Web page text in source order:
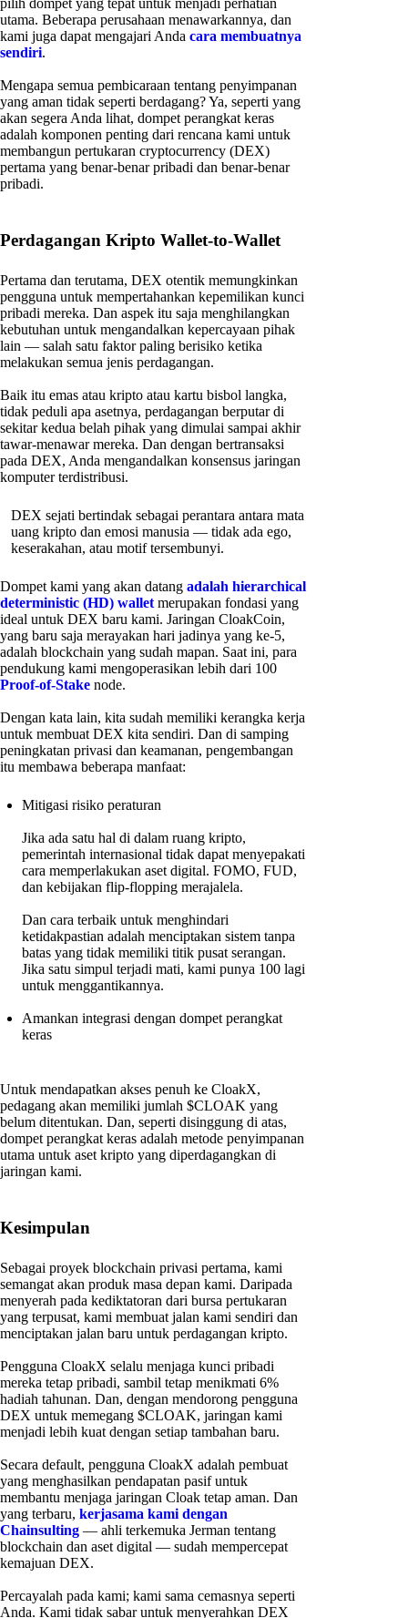
utama. Beberapa perusahaan menawarkannya, dan
kami juga dapat mengajari Anda cara membuatnya
sendiri.
Mengapa semua pembicaraan tentang penyimpanan
yang aman tidak seperti berdagang? Ya, seperti yang
akan segera Anda lihat, dompet perangkat keras
adalah komponen penting dari rencana kami untuk
membangun pertukaran cryptocurrency (DEX)
pertama yang benar-benar pribadi dan benar-benar
pribadi.
Perdagangan Kripto Wallet-to-Wallet
Pertama dan terutama, DEX otentik memungkinkan
pengguna untuk mempertahankan kepemilikan kunci
pribadi mereka. Dan aspek itu saja menghilangkan
kebutuhan untuk mengandalkan kepercayaan pihak
lain — salah satu faktor paling berisiko ketika
melakukan semua jenis perdagangan.
Baik itu emas atau kripto atau kartu bisbol langka,
tidak peduli apa asetnya, perdagangan berputar di
sekitar kedua belah pihak yang dimulai sampai akhir
tawar-menawar mereka. Dan dengan bertransaksi
pada DEX, Anda mengandalkan konsensus jaringan
komputer terdistribusi.
DEX sejati bertindak sebagai perantara antara mata
uang kripto dan emosi manusia — tidak ada ego,
keserakahan, atau motif tersembunyi.
Dompet kami yang akan datang adalah hierarchical
deterministic (HD) wallet merupakan fondasi yang
ideal untuk DEX baru kami. Jaringan CloakCoin,
yang baru saja merayakan hari jadinya yang ke-5,
adalah blockchain yang sudah mapan. Saat ini, para
pendukung kami mengoperasikan lebih dari 100
Proof-of-Stake node.
Dengan kata lain, kita sudah memiliki kerangka kerja
untuk membuat DEX kita sendiri. Dan di samping
peningkatan privasi dan keamanan, pengembangan
itu membawa beberapa manfaat:
Mitigasi risiko peraturan
Jika ada satu hal di dalam ruang kripto,
pemerintah internasional tidak dapat menyepakati
cara memperlakukan aset digital. FOMO, FUD,
dan kebijakan flip-flopping merajalela.
Dan cara terbaik untuk menghindari
ketidakpastian adalah menciptakan sistem tanpa
batas yang tidak memiliki titik pusat serangan.
Jika satu simpul terjadi mati, kami punya 100 lagi
untuk menggantikannya.
Amankan integrasi dengan dompet perangkat
keras
Untuk mendapatkan akses penuh ke CloakX,
pedagang akan memiliki jumlah $CLOAK yang
belum ditentukan. Dan, seperti disinggung di atas,
dompet perangkat keras adalah metode penyimpanan
utama untuk aset kripto yang diperdagangkan di
jaringan kami.
Kesimpulan
Sebagai proyek blockchain privasi pertama, kami
semangat akan produk masa depan kami. Daripada
menyerah pada kediktatoran dari bursa pertukaran
yang terpusat, kami membuat jalan kami sendiri dan
menciptakan jalan baru untuk perdagangan kripto.
Pengguna CloakX selalu menjaga kunci pribadi
mereka tetap pribadi, sambil tetap menikmati 6%
hadiah tahunan. Dan, dengan mendorong pengguna
DEX untuk memegang $CLOAK, jaringan kami
menjadi lebih kuat dengan setiap tambahan baru.
Secara default, pengguna CloakX adalah pembuat
yang menghasilkan pendapatan pasif untuk
membantu menjaga jaringan Cloak tetap aman. Dan
yang terbaru, kerjasama kami dengan
Chainsulting — ahli terkemuka Jerman tentang
blockchain dan aset digital — sudah mempercepat
kemajuan DEX.
Percayalah pada kami; kami sama cemasnya seperti
Anda. Kami tidak sabar untuk menyerahkan DEX